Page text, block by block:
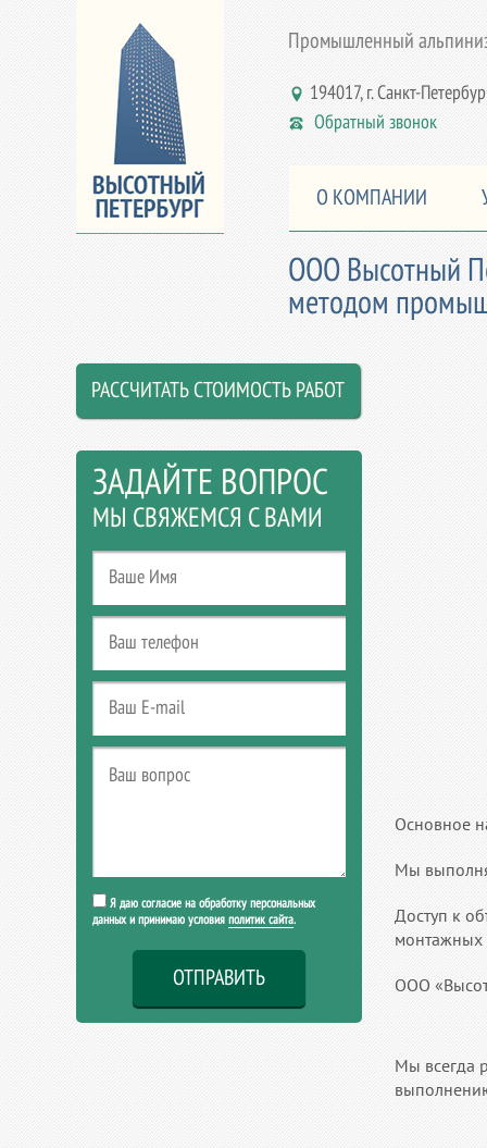
Промышленный
194017, г. Санкт-
Обратный звонок
О КОМПАНИИ
ООО Высотный
методом
РАССЧИТАТЬ СТОИМОСТЬ РАБОТ
ЗАДАЙТЕ ВОПРОС
МЫ СВЯЖЕМСЯ С ВАМИ
Я даю согласие на обработку персональных
данных и принимаю условия политик сайта.
Основное
Мы
Доступ к
монтажных
ООО
Мы всегда